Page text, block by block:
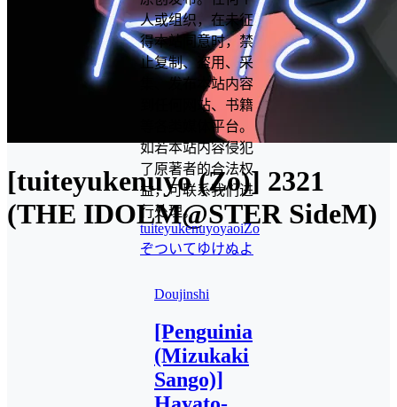
[tuiteyukenuyo (Zo)] 2321
(THE IDOLM@STER SideM)
人或组织，在未征
得本站同意时，禁
止复制、盗用、采
集、发布本站内容
到任何网站、书籍
等各类媒体平台。
如若本站内容侵犯
了原著者的合法权
益，可联系我们进
行处理。
tuiteyukenuyoyaoiZo
ぞついてゆけぬよ
Doujinshi
[Penguinia
(Mizukaki
Sango)]